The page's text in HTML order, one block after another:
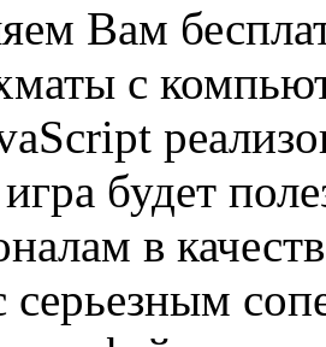
Вам
с
будет
в
серьезным